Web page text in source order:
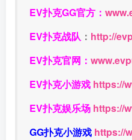
EV扑克GG官方：
EV扑克战队 ： http://
EV扑克官网：
EV扑克小游戏 https://
EV扑克娱乐场 https://
GG扑克小游戏 https://